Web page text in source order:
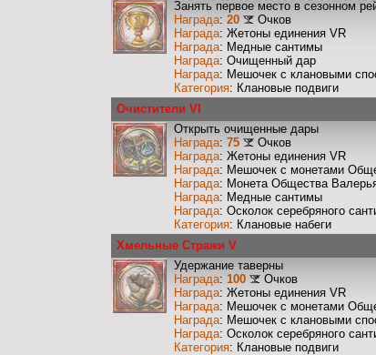
Занять первое место в сезонном
Награда: 20
Очков
Награда: Жетоны единения VR
Награда: Медные сантимы
Награда: Очищенный дар
Награда: Мешочек с клановыми
Категория: Клановые подвиги
Очистители VI
Открыть очищенные дары
Награда: 75
Очков
Награда: Жетоны единения VR
Награда: Мешочек с монетами
Награда: Монета Общества
Награда: Медные сантимы
Награда: Осколок серебряного
Категория: Клановые набеги
Хмельные Стражи V
Удержание таверны
Награда: 100
Очков
Награда: Жетоны единения VR
Награда: Мешочек с монетами
Награда: Мешочек с клановыми
Награда: Осколок серебряного
Категория: Клановые подвиги